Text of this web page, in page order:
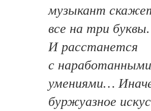
музыкант
все на три буквы.
И расстанется
с наработанными
умениями…
буржуазное